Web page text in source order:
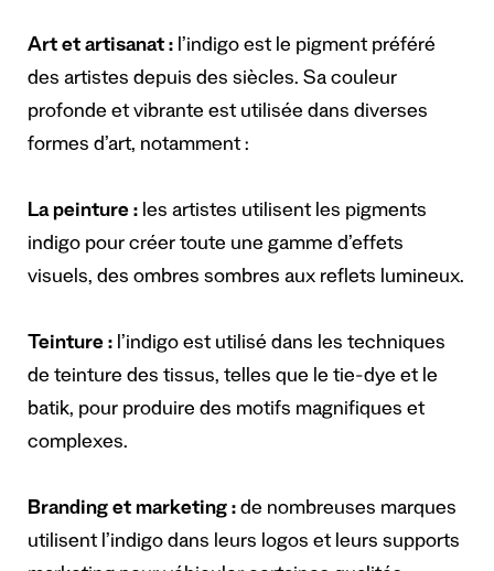
Art et artisanat : l’indigo est le pigment préféré
des artistes depuis des siècles. Sa couleur
profonde et vibrante est utilisée dans diverses
formes d’art, notamment :
La peinture : les artistes utilisent les pigments
indigo pour créer toute une gamme d’effets
visuels, des ombres sombres aux reflets lumineux.
Teinture : l’indigo est utilisé dans les techniques
de teinture des tissus, telles que le tie-dye et le
batik, pour produire des motifs magnifiques et
complexes.
Branding et marketing : de nombreuses marques
utilisent l’indigo dans leurs logos et leurs supports